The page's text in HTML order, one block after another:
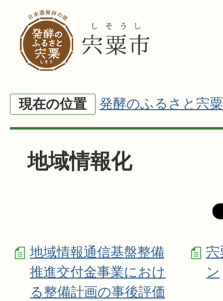
現在の位置 発酵のふるさと宍粟
地域情報化
地域情報通信基盤整備
推進交付金事業におけ
る整備計画の事後評価
ン